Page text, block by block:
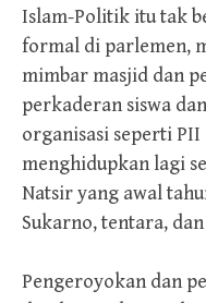
Islam-Politik itu tak
formal di parlemen,
mimbar masjid dan
perkaderan siswa
organisasi seperti
menghidupkan lagi
Natsir yang awal
Sukarno, tentara,
Pengeroyokan dan